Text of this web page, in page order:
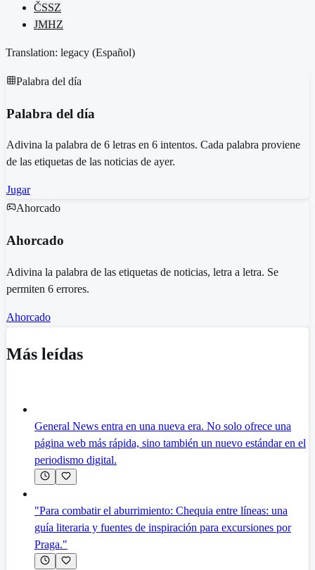
ČSSZ
JMHZ
Translation: legacy (Español)
Palabra del día
Palabra del día
Adivina la palabra de 6 letras en 6 intentos. Cada palabra proviene
de las etiquetas de las noticias de ayer.
Jugar
Ahorcado
Ahorcado
Adivina la palabra de las etiquetas de noticias, letra a letra. Se
permiten 6 errores.
Ahorcado
Más leídas
General News entra en una nueva era. No solo ofrece una
página web más rápida, sino también un nuevo estándar en el
periodismo digital.
"Para combatir el aburrimiento: Chequia entre líneas: una
guía literaria y fuentes de inspiración para excursiones por
Praga."